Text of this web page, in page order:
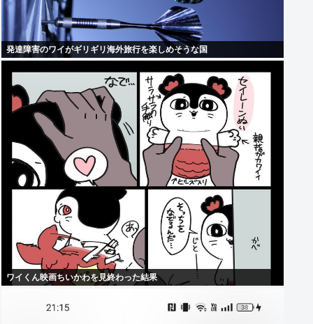
発達障害のワイがギリギリ海外旅行を楽しめそうな国
ワイくん映画ちいかわを見終わった結果